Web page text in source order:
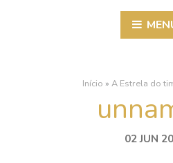
Início » A Estrela do
02 JUN